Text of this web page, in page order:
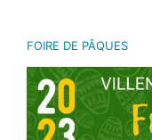
FOIRE DE PÂQUES